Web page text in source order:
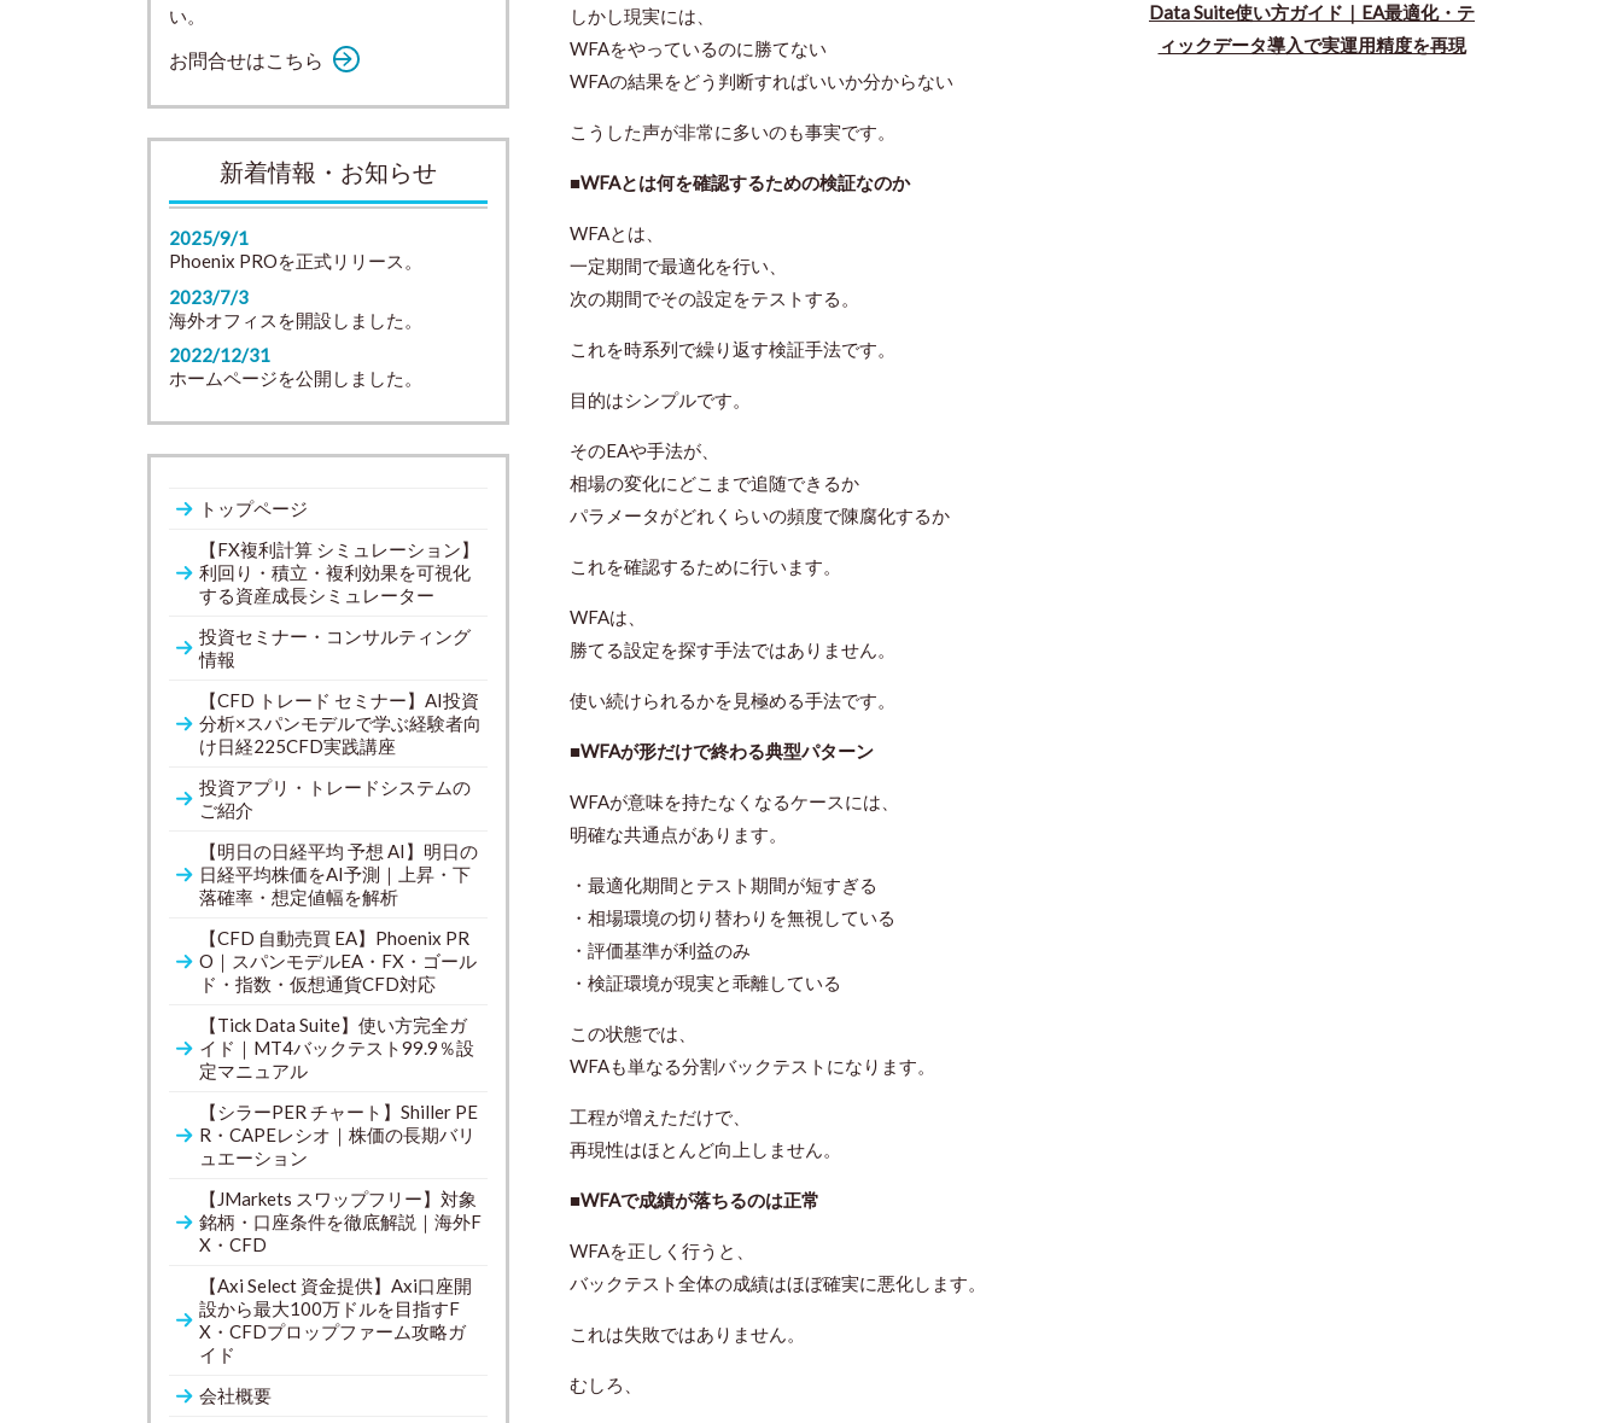
Data Suite使い方ガイド｜EA最適化・テ
ィックデータ導入で実運用精度を再現
しかし現実には、
WFAをやっているのに勝てない
WFAの結果をどう判断すればいいか分からない
こうした声が非常に多いのも事実です。
■WFAとは何を確認するための検証なのか
WFAとは、
一定期間で最適化を行い、
次の期間でその設定をテストする。
これを時系列で繰り返す検証手法です。
目的はシンプルです。
そのEAや手法が、
相場の変化にどこまで追随できるか
パラメータがどれくらいの頻度で陳腐化するか
これを確認するために行います。
WFAは、
勝てる設定を探す手法ではありません。
使い続けられるかを見極める手法です。
■WFAが形だけで終わる典型パターン
WFAが意味を持たなくなるケースには、
明確な共通点があります。
・最適化期間とテスト期間が短すぎる
・相場環境の切り替わりを無視している
・評価基準が利益のみ
・検証環境が現実と乖離している
この状態では、
WFAも単なる分割バックテストになります。
工程が増えただけで、
再現性はほとんど向上しません。
■WFAで成績が落ちるのは正常
WFAを正しく行うと、
バックテスト全体の成績はほぼ確実に悪化します。
これは失敗ではありません。
むしろ、
い。
お問合せはこちら
新着情報・お知らせ
2025/9/1
Phoenix PROを正式リリース。
2023/7/3
海外オフィスを開設しました。
2022/12/31
ホームページを公開しました。
トップページ
【FX複利計算 シミュレーション】
利回り・積立・複利効果を可視化
する資産成長シミュレーター
投資セミナー・コンサルティング
情報
【CFD トレード セミナー】AI投資
分析×スパンモデルで学ぶ経験者向
け日経225CFD実践講座
投資アプリ・トレードシステムの
ご紹介
【明日の日経平均 予想 AI】明日の
日経平均株価をAI予測｜上昇・下
落確率・想定値幅を解析
【CFD 自動売買 EA】Phoenix PR
O｜スパンモデルEA・FX・ゴール
ド・指数・仮想通貨CFD対応
【Tick Data Suite】使い方完全ガ
イド｜MT4バックテスト99.9％設
定マニュアル
【シラーPER チャート】Shiller PE
R・CAPEレシオ｜株価の長期バリ
ュエーション
【JMarkets スワップフリー】対象
銘柄・口座条件を徹底解説｜海外F
X・CFD
【Axi Select 資金提供】Axi口座開
設から最大100万ドルを目指すF
X・CFDプロップファーム攻略ガ
イド
会社概要